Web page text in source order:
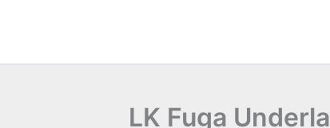
LK Fuga